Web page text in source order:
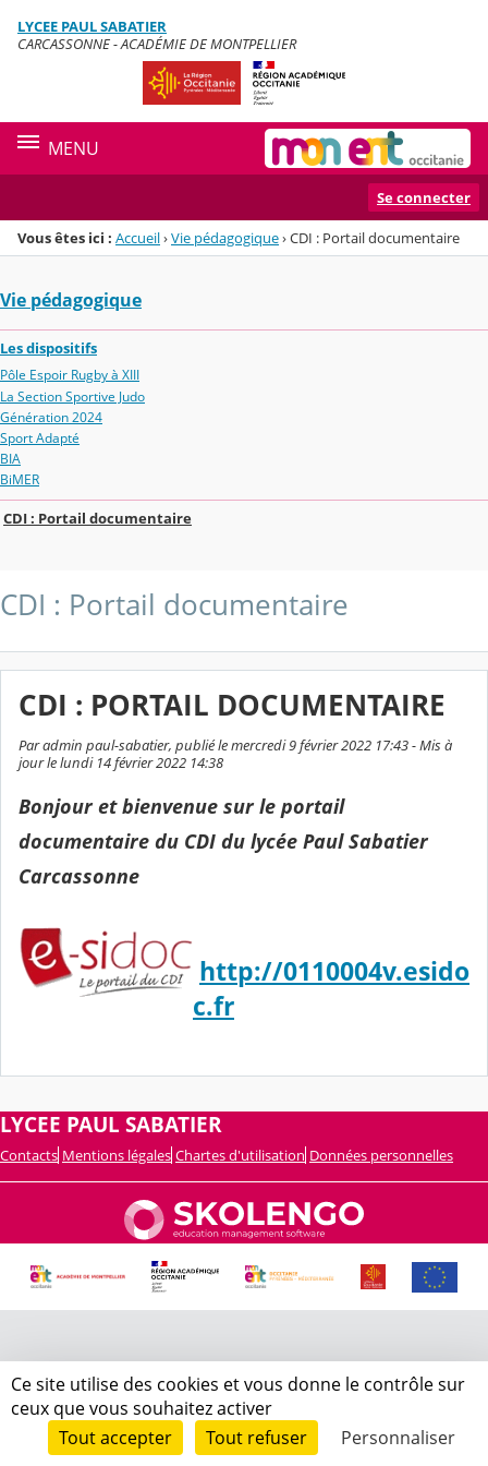
Menu de la rubrique
Contenu
LYCEE PAUL SABATIER
CARCASSONNE - ACADÉMIE DE MONTPELLIER
MENU
Se connecter
Vous êtes ici : Accueil›Vie pédagogique›CDI : Portail documentaire
Vie pédagogique
Les dispositifs
Pôle Espoir Rugby à XIII
La Section Sportive Judo
Génération 2024
Sport Adapté
BIA
BiMER
CDI : Portail documentaire
CDI : Portail documentaire
CDI : PORTAIL DOCUMENTAIRE
Par admin paul-sabatier, publié le mercredi 9 février 2022 17:43 - Mis à
jour le lundi 14 février 2022 14:38
Bonjour et bienvenue sur le portail
documentaire du CDI du lycée Paul Sabatier
Carcassonne
http://0110004v.esido
c.fr
LYCEE PAUL SABATIER
Contacts Mentions légales Chartes d'utilisation Données personnelles
Ce site utilise des cookies et vous donne le contrôle sur
ceux que vous souhaitez activer
Tout accepter
Tout refuser Personnaliser